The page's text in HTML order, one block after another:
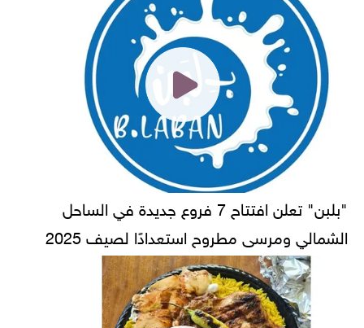
"بلبن" تعلن افتتاح 7 فروع جديدة في الساحل
الشمالي ومرسى مطروح استعدادًا لصيف 2025